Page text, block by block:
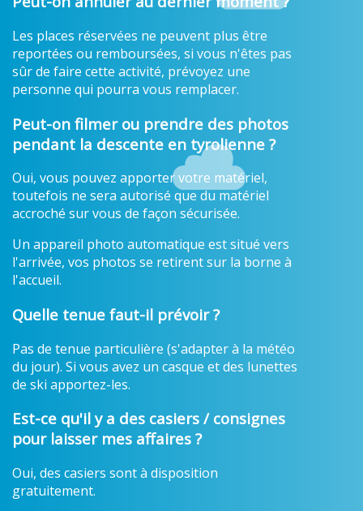
Les places réservées ne peuvent plus être
reportées ou remboursées, si vous n'êtes pas
sûr de faire cette activité, prévoyez une
personne qui pourra vous remplacer.
Peut-on filmer ou prendre des photos
pendant la descente en tyrolienne ?
Oui, vous pouvez apporter votre matériel,
toutefois ne sera autorisé que du matériel
accroché sur vous de façon sécurisée.
Un appareil photo automatique est situé vers
l'arrivée, vos photos se retirent sur la borne à
l'accueil.
Quelle tenue faut-il prévoir ?
Pas de tenue particulière (s'adapter à la météo
du jour). Si vous avez un casque et des lunettes
de ski apportez-les.
Est-ce qu'il y a des casiers / consignes
pour laisser mes affaires ?
Oui, des casiers sont à disposition
gratuitement.